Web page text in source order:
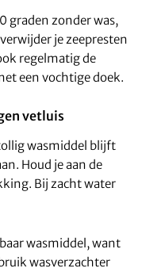
graden zonder was,
je zeepresten
regelmatig de
een vochtige doek.
vetluis
wasmiddel blijft
Houd je aan de
Bij zacht water
wasmiddel, want
wasverzachter